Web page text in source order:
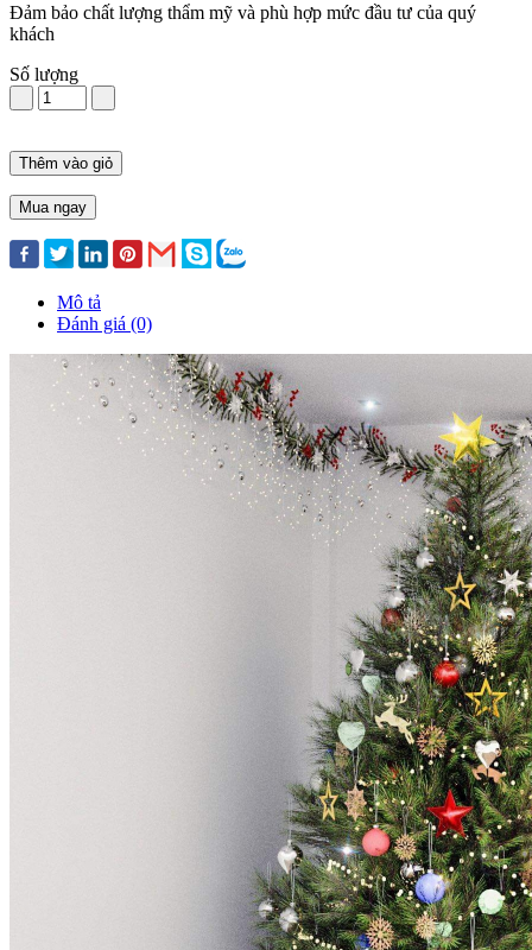
Đảm bảo chất lượng thẩm mỹ và phù hợp mức đầu tư của quý
khách
Số lượng
Thêm vào giỏ
Mua ngay
Mô tả
Đánh giá (0)